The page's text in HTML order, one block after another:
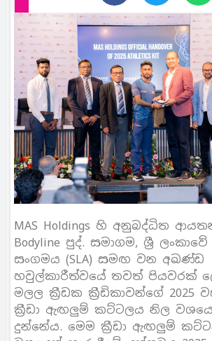
MAS Holdings හි අනුබද්ධිත
Bodyline පුද්. සමාගම, ශ්‍රී
සංගමය (SLA) සමඟ වන අඛණ්ඩ
හවුල්කාරීත්වයේ තවත් පියවරක්
මලල ක්‍රීඩක ක්‍රීඩිකාවන්ගේ 2025
ක්‍රීඩා ඇඟලුම් කට්ටලය නිල
දුන්නේය. මෙම ක්‍රීඩා ඇඟලුම්